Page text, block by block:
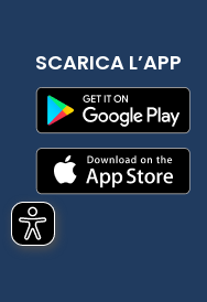
SCARICA L’APP